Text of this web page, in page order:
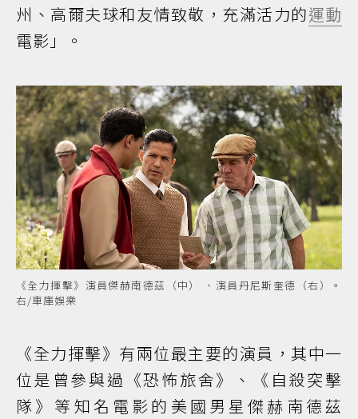
州、高爾夫球和友情致敬，充滿活力的運動
電影」。
《全力揮擊》演員傑赫南德茲（中） 、演員丹尼斯奎德（右）。
右/車庫娛樂
《全力揮擊》有兩位最主要的演員，其中一
位是曾參與過《恐怖旅舍》、《自殺突擊
隊》等知名電影的美國男星傑赫南德茲